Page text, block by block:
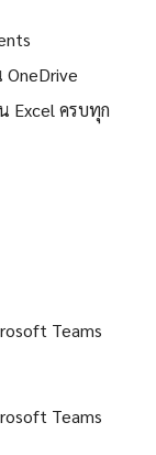
Excel ครบทุก
Teams
Teams